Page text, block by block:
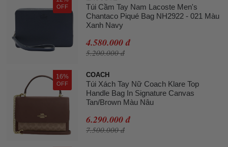
OFF
Túi Cầm Tay Nam Lacoste Men's
Chantaco Piqué Bag NH2922 - 021 Màu
Xanh Navy
4.580.000 đ
5.200.000 đ
16%
OFF
COACH
Túi Xách Tay Nữ Coach Klare Top
Handle Bag In Signature Canvas
Tan/Brown Màu Nâu
6.290.000 đ
7.500.000 đ